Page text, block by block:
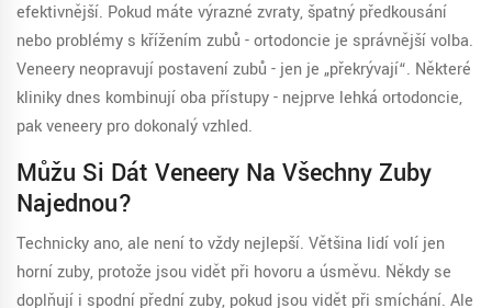
efektivnější. Pokud máte výrazné zvraty, špatný předkousání
nebo problémy s křížením zubů - ortodoncie je správnější volba.
Veneery neopravují postavení zubů - jen je „překrývají“. Některé
kliniky dnes kombinují oba přístupy - nejprve lehká ortodoncie,
pak veneery pro dokonalý vzhled.
Můžu Si Dát Veneery Na Všechny Zuby
Najednou?
Technicky ano, ale není to vždy nejlepší. Většina lidí volí jen
horní zuby, protože jsou vidět při hovoru a úsměvu. Někdy se
doplňují i spodní přední zuby, pokud jsou vidět při smíchání. Ale